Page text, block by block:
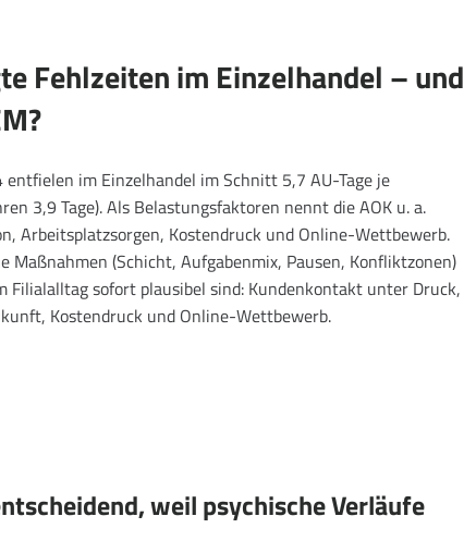
Fehlzeiten im Einzelhandel – und
im Einzelhandel im Schnitt 5,7 AU-Tage je
3,9 Tage). Als Belastungsfaktoren nennt die AOK u. a.
Arbeitsplatzsorgen, Kostendruck und Online-Wettbewerb.
(Schicht, Aufgabenmix, Pausen, Konfliktzonen)
Filialalltag sofort plausibel sind: Kundenkontakt unter Druck,
Kostendruck und Online-Wettbewerb.
weil psychische Verläufe